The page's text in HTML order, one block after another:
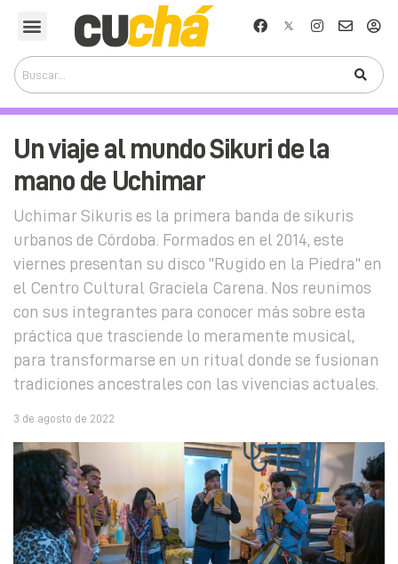
Un viaje al mundo Sikuri de la
mano de Uchimar
Uchimar Sikuris es la primera banda de sikuris
urbanos de Córdoba. Formados en el 2014, este
viernes presentan su disco "Rugido en la Piedra" en
el Centro Cultural Graciela Carena. Nos reunimos
con sus integrantes para conocer más sobre esta
práctica que trasciende lo meramente musical,
para transformarse en un ritual donde se fusionan
tradiciones ancestrales con las vivencias actuales.
3 de agosto de 2022